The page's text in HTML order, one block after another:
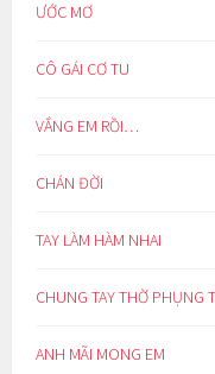
ƯỚC MƠ
CÔ GÁI CƠ TU
VẮNG EM RỒI…
CHÁN ĐỜI
TAY LÀM HÀM NHAI
CHUNG TAY THỜ PHỤNG
ANH MÃI MONG EM